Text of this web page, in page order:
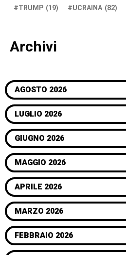
TRUMP (19) UCRAINA (82)
Archivi
AGOSTO 2026
LUGLIO 2026
GIUGNO 2026
MAGGIO 2026
APRILE 2026
MARZO 2026
FEBBRAIO 2026